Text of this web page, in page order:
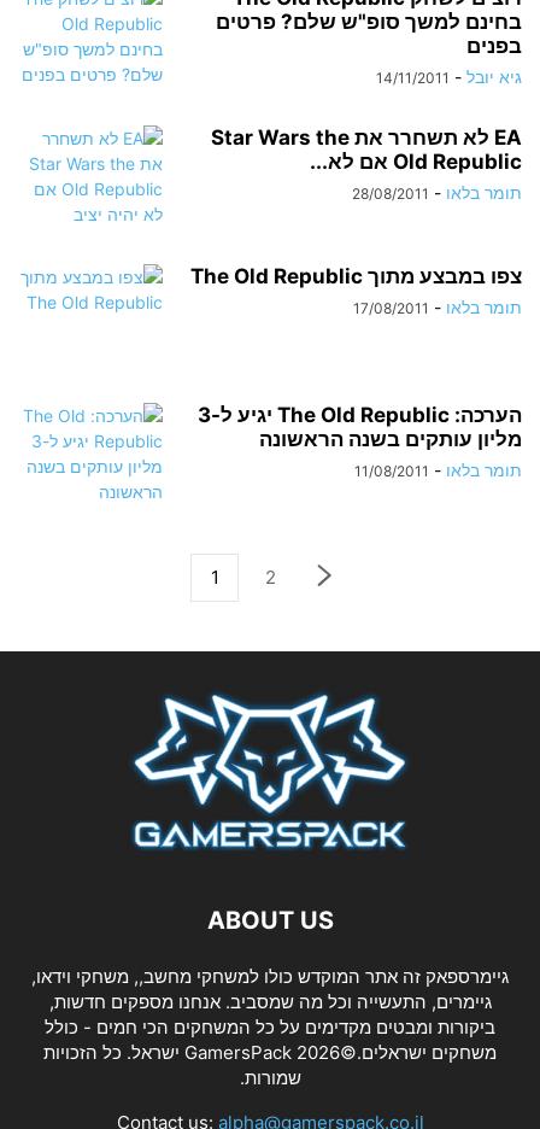
בחינם למשך סופ"ש שלם? פרטים
בפנים
גיא יובל -
14/11/2011
EA לא תשחרר את Star Wars the
Old Republic אם לא...
תומר בלאו -
28/08/2011
צפו במבצע מתוך The Old Republic
תומר בלאו -
17/08/2011
הערכה: The Old Republic יגיע ל-3
מליון עותקים בשנה הראשונה
תומר בלאו -
11/08/2011
1 2
ABOUT US
גיימרספאק זה אתר המוקדש כולו למשחקי מחשב,, משחקי וידאו,
גיימרים, התעשייה וכל מה שמסביב. אנחנו מספקים חדשות,
ביקורות ומבטים מקדימים על כל המשחקים הכי חמים - כולל
משחקים ישראלים.©2026 GamersPack ישראל. כל הזכויות
שמורות.
Contact us: alpha@gamerspack.co.il